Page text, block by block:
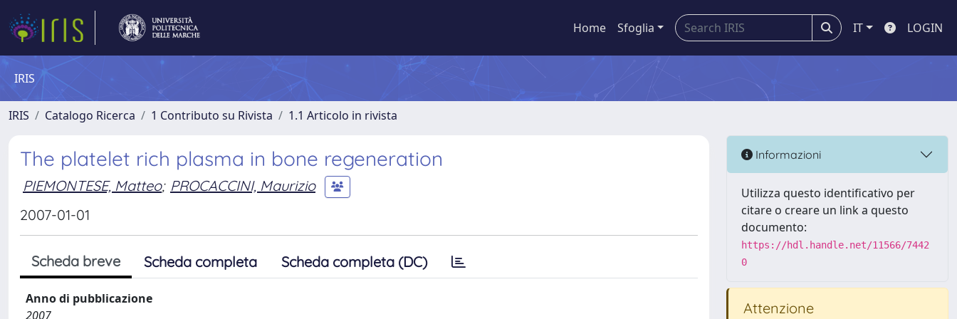
Home Sfoglia IT LOGIN
IRIS
IRIS Catalogo Ricerca 1 Contributo su Rivista 1.1 Articolo in rivista
The platelet rich plasma in bone regeneration
PIEMONTESE, Matteo; PROCACCINI, Maurizio
2007-01-01
Scheda breve Scheda completa Scheda completa (DC)
Anno di pubblicazione
2007
Informazioni
Utilizza questo identificativo per
citare o creare un link a questo
documento:
https://hdl.handle.net/11566/7442
0
Attenzione